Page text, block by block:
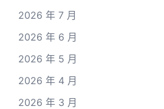
2026 年 7 月
2026 年 6 月
2026 年 5 月
2026 年 4 月
2026 年 3 月